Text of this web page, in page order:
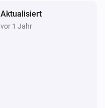
Aktualisiert
vor 1 Jahr